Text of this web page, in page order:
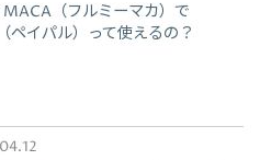
（フルミーマカ）で
ペイパル）って使えるの？